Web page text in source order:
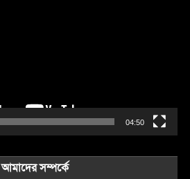
04:50
আমাদের সম্পর্কে